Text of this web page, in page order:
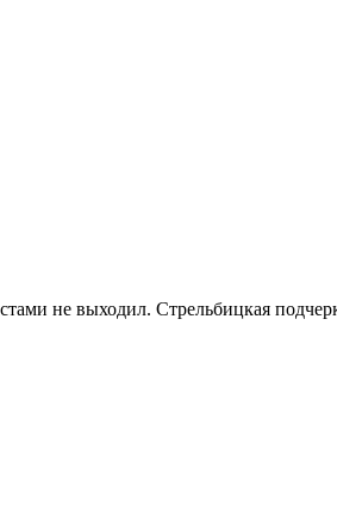
не выходил. Стрельбицкая